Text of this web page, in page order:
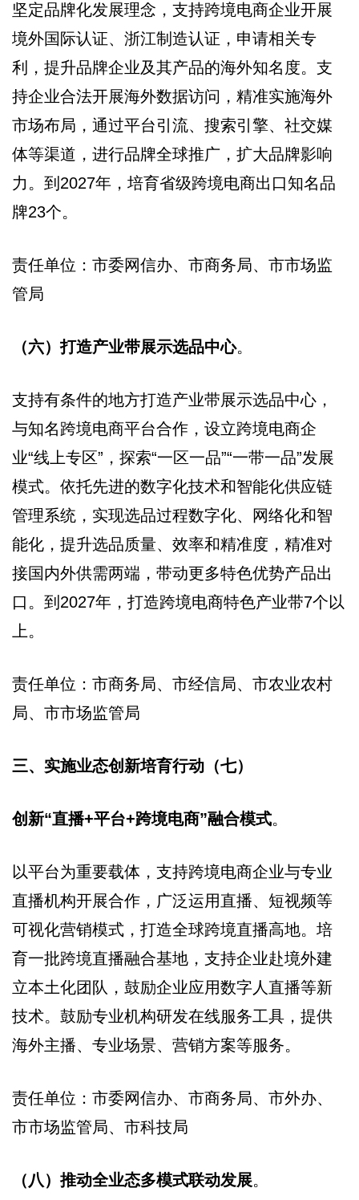
坚定品牌化发展理念，支持跨境电商企业开展
境外国际认证、浙江制造认证，申请相关专
利，提升品牌企业及其产品的海外知名度。支
持企业合法开展海外数据访问，精准实施海外
市场布局，通过平台引流、搜索引擎、社交媒
体等渠道，进行品牌全球推广，扩大品牌影响
力。到2027年，培育省级跨境电商出口知名品
牌23个。
责任单位：市委网信办、市商务局、市市场监
管局
（六）打造产业带展示选品中心。
支持有条件的地方打造产业带展示选品中心，
与知名跨境电商平台合作，设立跨境电商企
业“线上专区”，探索“一区一品”“一带一品”发展
模式。依托先进的数字化技术和智能化供应链
管理系统，实现选品过程数字化、网络化和智
能化，提升选品质量、效率和精准度，精准对
接国内外供需两端，带动更多特色优势产品出
口。到2027年，打造跨境电商特色产业带7个以
上。
责任单位：市商务局、市经信局、市农业农村
局、市市场监管局
三、实施业态创新培育行动（七）
创新“直播+平台+跨境电商”融合模式。
以平台为重要载体，支持跨境电商企业与专业
直播机构开展合作，广泛运用直播、短视频等
可视化营销模式，打造全球跨境直播高地。培
育一批跨境直播融合基地，支持企业赴境外建
立本土化团队，鼓励企业应用数字人直播等新
技术。鼓励专业机构研发在线服务工具，提供
海外主播、专业场景、营销方案等服务。
责任单位：市委网信办、市商务局、市外办、
市市场监管局、市科技局
（八）推动全业态多模式联动发展。